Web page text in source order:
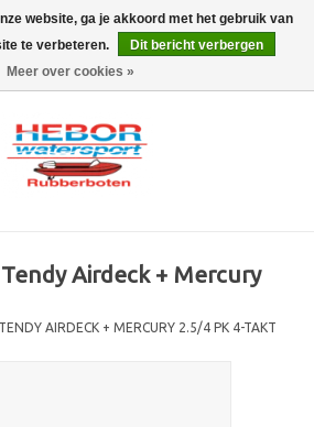
0 Artikelen - €0,00
Airdeck + Mercury
AIRDECK + MERCURY 2.5/4 PK 4-TAKT
website, ga je akkoord met het gebruik van
te verbeteren.
Dit bericht verbergen
Meer over cookies »